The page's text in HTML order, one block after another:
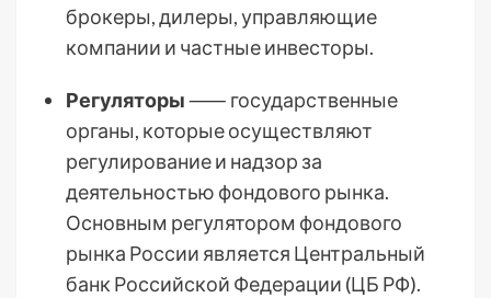
брокеры, дилеры, управляющие
компании и частные инвесторы.
Регуляторы⸺ государственные
органы, которые осуществляют
регулирование и надзор за
деятельностью фондового рынка.
Основным регулятором фондового
рынка России является Центральный
банк Российской Федерации (ЦБ РФ).